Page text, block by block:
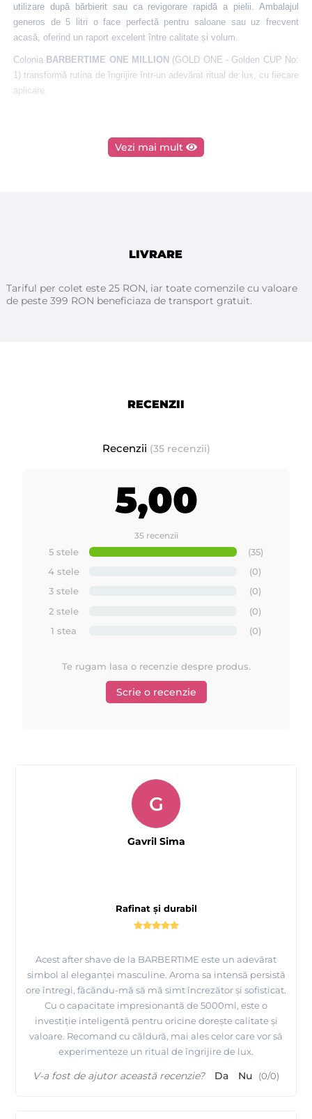
utilizare după bărbierit sau ca revigorare rapidă a pielii. Ambalajul
generos de 5 litri o face perfectă pentru saloane sau uz frecvent
acasă, oferind un raport excelent între calitate și volum.
Colonia BARBERTIME ONE MILLION (GOLD ONE - Golden CUP No:
1) transformă rutina de îngrijire într-un adevărat ritual de lux, cu fiecare
aplicare.
Vezi mai mult
LIVRARE
Tariful per colet este 25 RON, iar toate comenzile cu valoare
de peste 399 RON beneficiaza de transport gratuit.
RECENZII
Recenzii (35 recenzii)
5,00
35 recenzii
5 stele
(35)
4 stele
(0)
3 stele
(0)
2 stele
(0)
1 stea
(0)
Te rugam lasa o recenzie despre produs.
Scrie o recenzie
Rafinat și durabil
Acest after shave de la BARBERTIME este un adevărat
simbol al eleganței masculine. Aroma sa intensă persistă
ore întregi, făcându-mă să mă simt încrezător și sofisticat.
Cu o capacitate impresionantă de 5000ml, este o
investiție inteligentă pentru oricine dorește calitate și
valoare. Recomand cu căldură, mai ales celor care vor să
experimenteze un ritual de îngrijire de lux.
G
Gavril Sima
V-a fost de ajutor această recenzie? Da Nu (0/0)